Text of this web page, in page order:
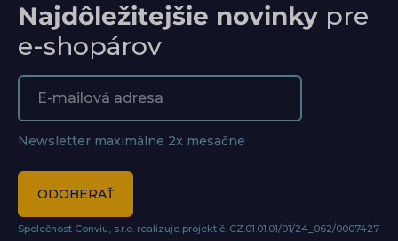
Najdôležitejšie novinky pre
e-shopárov
Newsletter maximálne 2x mesačne
ODOBERAŤ
Společnost Conviu, s.r.o. realizuje projekt č. CZ.01.01.01/01/24_062/0007427